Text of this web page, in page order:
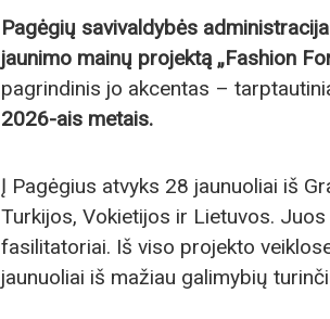
Pagėgių savivaldybės
jaunimo mainų projektą „Fashion
pagrindinis jo akcentas –
2026-ais metais.
Į Pagėgius atvyks 28 jaunuoliai iš
Turkijos, Vokietijos ir Lietuvos.
fasilitatoriai. Iš viso projekto
jaunuoliai iš mažiau galimybių